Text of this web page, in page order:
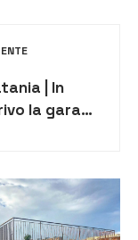
| In
la gara